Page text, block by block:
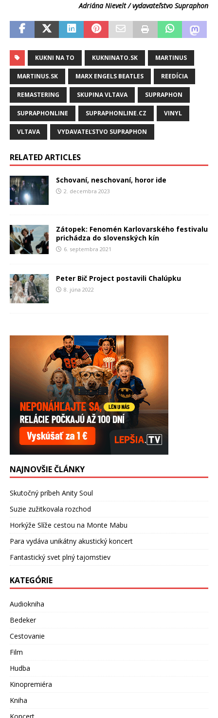
Adriána Nievelt / vydavateľstvo Supraphon
KUKNI NA TO KUKNINATO.SK MARTINUS
MARTINUS.SK MARX ENGELS BEATLES REEDÍCIA
REMASTERING SKUPINA VLTAVA SUPRAPHON
SUPRAPHONLINE SUPRAPHONLINE.CZ VINYL
VLTAVA VYDAVATEĽSTVO SUPRAPHON
RELATED ARTICLES
Schovaní, neschovaní, horor ide
2. decembra 2023
Zátopek: Fenomén Karlovarského festivalu
prichádza do slovenských kín
6. septembra 2021
Peter Bič Project postavili Chalúpku
8. júna 2022
NAJNOVŠIE ČLÁNKY
Skutočný príbeh Anity Soul
Suzie zužitkovala rozchod
Horkýže Slíže cestou na Monte Mabu
Para vydáva unikátny akustický koncert
Fantastický svet plný tajomstiev
KATEGÓRIE
Audiokniha
Bedeker
Cestovanie
Film
Hudba
Kinopremiéra
Kniha